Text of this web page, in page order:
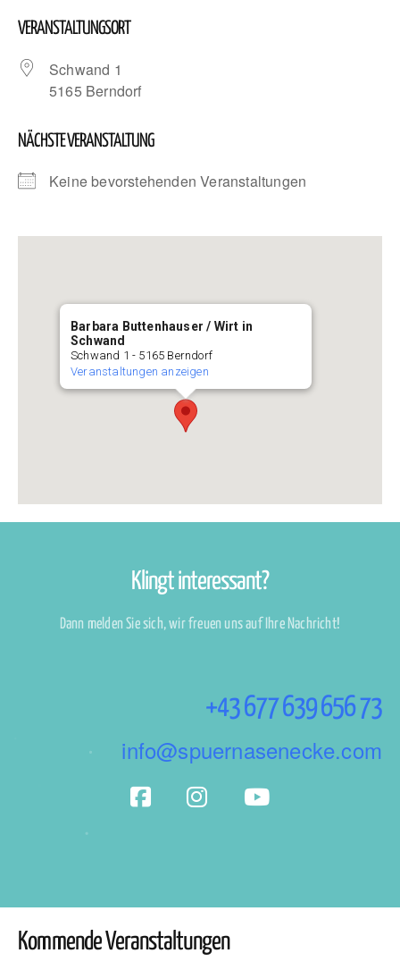
VERANSTALTUNGSORT
Schwand 1
5165 Berndorf
NÄCHSTE VERANSTALTUNG
Keine bevorstehenden Veranstaltungen
Barbara Buttenhauser / Wirt in
Schwand
Schwand 1 - 5165 Berndorf
Veranstaltungen anzeigen
Klingt interessant?
Dann melden Sie sich, wir freuen uns auf Ihre Nachricht!
+43 677 639 656 73
info@spuernasenecke.com
Kommende Veranstaltungen